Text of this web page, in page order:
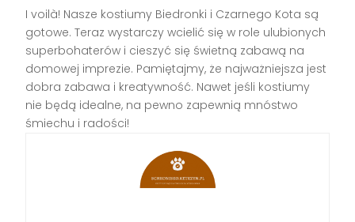
I voilà! Nasze kostiumy Biedronki i Czarnego Kota są
gotowe. Teraz wystarczy wcielić się w role ulubionych
superbohaterów i cieszyć się świetną zabawą na
domowej imprezie. Pamiętajmy, że najważniejsza jest
dobra zabawa i kreatywność. Nawet jeśli kostiumy
nie będą idealne, na pewno zapewnią mnóstwo
śmiechu i radości!